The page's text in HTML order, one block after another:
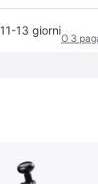
11-13 giorni
O 3